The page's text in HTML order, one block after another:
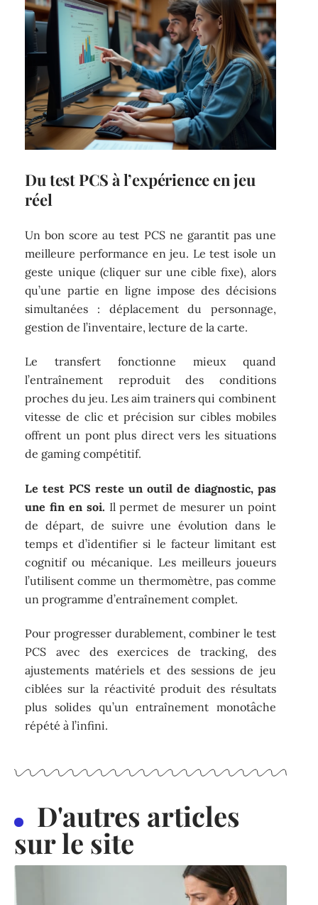
Du test PCS à l’expérience en jeu
réel
Un bon score au test PCS ne garantit pas une
meilleure performance en jeu. Le test isole un
geste unique (cliquer sur une cible fixe), alors
qu’une partie en ligne impose des décisions
simultanées : déplacement du personnage,
gestion de l’inventaire, lecture de la carte.
Le transfert fonctionne mieux quand
l’entraînement reproduit des conditions
proches du jeu. Les aim trainers qui combinent
vitesse de clic et précision sur cibles mobiles
offrent un pont plus direct vers les situations
de gaming compétitif.
Le test PCS reste un outil de diagnostic, pas
une fin en soi. Il permet de mesurer un point
de départ, de suivre une évolution dans le
temps et d’identifier si le facteur limitant est
cognitif ou mécanique. Les meilleurs joueurs
l’utilisent comme un thermomètre, pas comme
un programme d’entraînement complet.
Pour progresser durablement, combiner le test
PCS avec des exercices de tracking, des
ajustements matériels et des sessions de jeu
ciblées sur la réactivité produit des résultats
plus solides qu’un entraînement monotâche
répété à l’infini.
D'autres articles
sur le site